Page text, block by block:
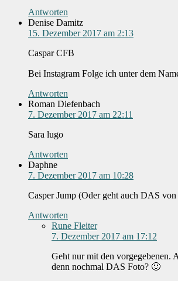
Antworten
Denise Damitz
15. Dezember 2017 am 2:13
Caspar CFB
Bei Instagram Folge ich unter dem
Antworten
Roman Diefenbach
7. Dezember 2017 am 22:11
Sara lugo
Antworten
Daphne
7. Dezember 2017 am 10:28
Casper Jump (Oder geht auch DAS
Antworten
Rune Fleiter
7. Dezember 2017 am 17:12
Geht nur mit den vorgegebenen.
denn nochmal DAS Foto? 🙂